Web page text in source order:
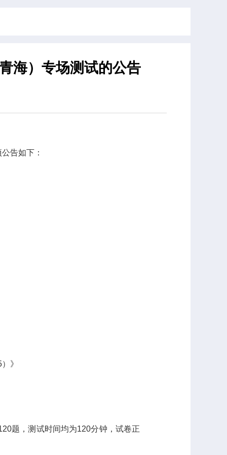
海）专场测试的公告
告如下：
）》
题，测试时间均为120分钟， 试卷正